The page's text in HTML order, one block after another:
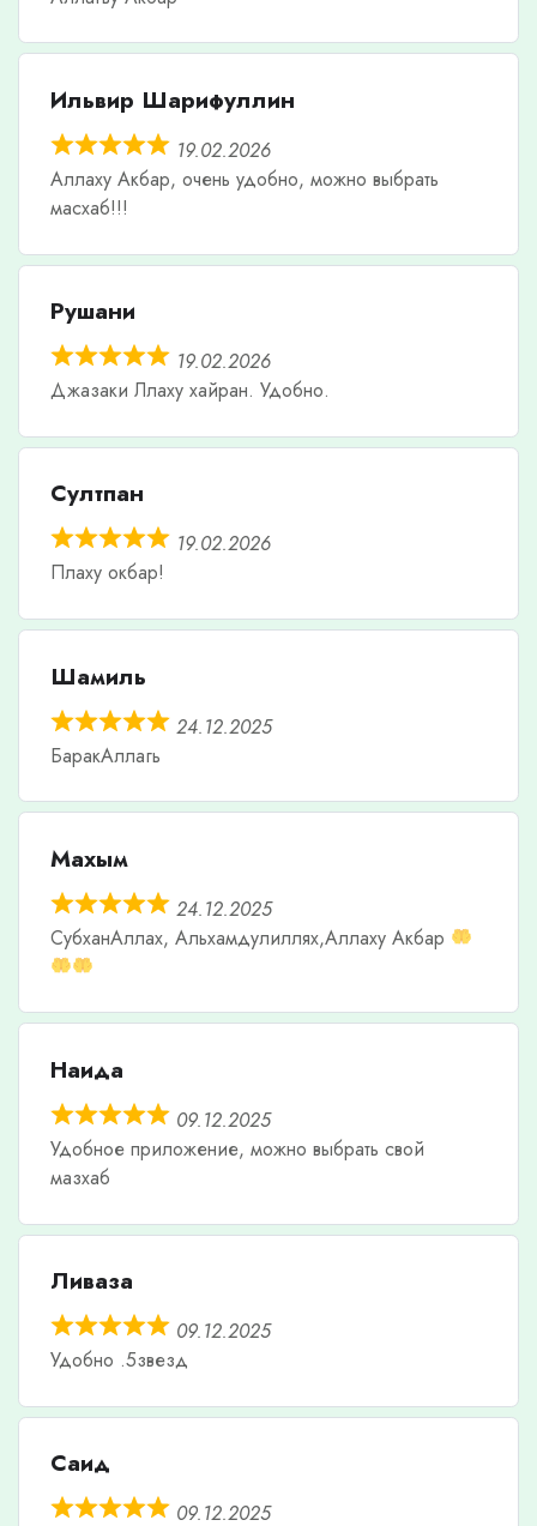
Ильвир Шарифуллин
19.02.2026
Аллаху Акбар, очень удобно, можно выбрать
масхаб!!!
Рушани
19.02.2026
Джазаки Ллаху хайран. Удобно.
Султпан
19.02.2026
Плаху окбар!
Шамиль
24.12.2025
БаракАллагь
Махым
24.12.2025
СубханАллах, Альхамдулиллях,Аллаху Акбар
Наида
09.12.2025
Удобное приложение, можно выбрать свой
мазхаб
Ливаза
09.12.2025
Удобно .5звезд
Саид
09.12.2025